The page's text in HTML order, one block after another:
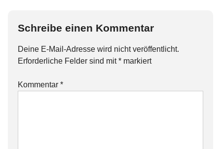
Schreibe einen Kommentar
Deine E-Mail-Adresse wird nicht veröffentlicht.
Erforderliche Felder sind mit*markiert
Kommentar *